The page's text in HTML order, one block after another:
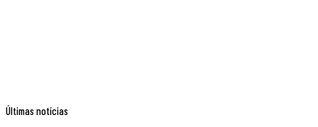
Últimas notícias